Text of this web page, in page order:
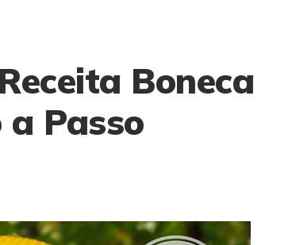
Boneca
Passo